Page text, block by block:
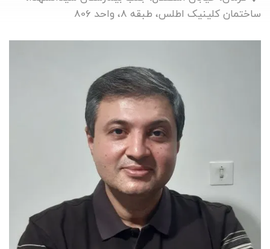
ساختمان کلینیک اطلس، طبقه 8، واحد 806